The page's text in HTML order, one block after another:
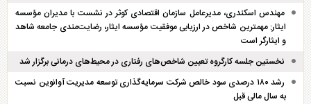
مهندس اسکندری، مدیرعامل سازمان اقتصادی کوثر در نشست با مدیران مؤسسه
ایثار: مهمترین شاخص در ارزیابی موفقیت مؤسسه ایثار، رضایت‌مندی جامعه شاهد
و ایثارگر است
نخستین جلسه کارگروه تعیین شاخص‌های رفتاری در محیط‌های درمانی برگزار شد
رشد ۱۸۰ درصدی سود خالص شرکت سرمایه‌گذاری توسعه مدیریت آوانوین نسبت
به سال مالی قبل